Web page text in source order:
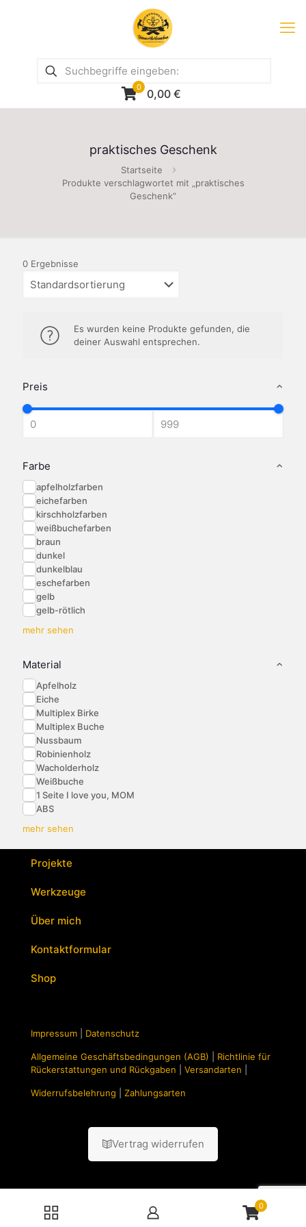
0 0,00 €
praktisches Geschenk
Startseite
Produkte verschlagwortet mit „praktisches
Geschenk“
Preis
Farbe
apfelholzfarben
eichefarben
kirschholzfarben
weißbuchefarben
braun
dunkel
dunkelblau
eschefarben
gelb
gelb-rötlich
mehr sehen
Material
Apfelholz
Eiche
Multiplex Birke
Multiplex Buche
Nussbaum
Robinienholz
Wacholderholz
Weißbuche
1 Seite I love you, MOM
ABS
mehr sehen
0 Ergebnisse
Es wurden keine Produkte gefunden, die
deiner Auswahl entsprechen.
Projekte
Werkzeuge
Über mich
Kontaktformular
Shop
Impressum Datenschutz
Allgemeine Geschäftsbedingungen (AGB)
Richtlinie für
Rückerstattungen und Rückgaben
Versandarten
Widerrufsbelehrung Zahlungsarten
Vertrag widerrufen
0